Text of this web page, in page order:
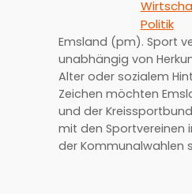
Politik
Emsland (pm). Sport
unabhängig von
Alter oder sozialem
Zeichen möchten
und der
mit den Sportvereinen
der Kommunalwahlen